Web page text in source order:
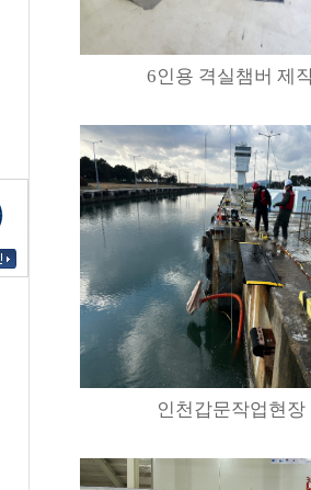
6인용 격실챔버 제
인천갑문작업현장